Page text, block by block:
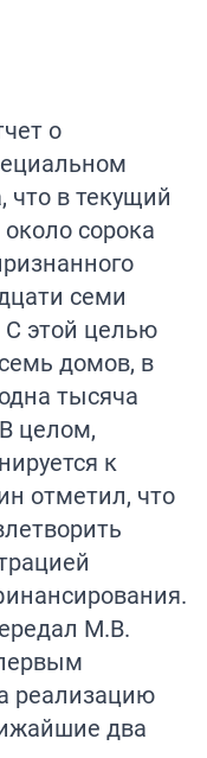
о
что в текущий
сорока
семи
этой целью
домов, в
тысяча
целом,
к
отметил, что
М.В.
реализацию
два